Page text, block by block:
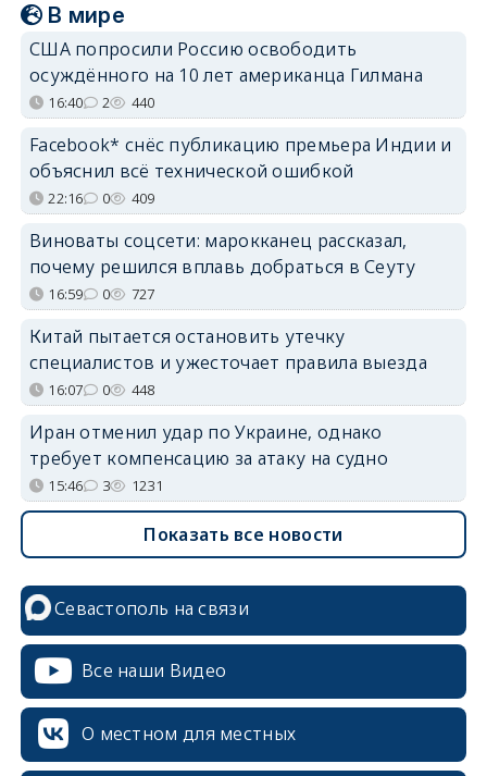
В мире
США попросили Россию освободить
осуждённого на 10 лет американца Гилмана
16:40 2 440
Facebook* снёс публикацию премьера Индии и
объяснил всё технической ошибкой
22:16 0 409
Виноваты соцсети: марокканец рассказал,
почему решился вплавь добраться в Сеуту
16:59 0 727
Китай пытается остановить утечку
специалистов и ужесточает правила выезда
16:07 0 448
Иран отменил удар по Украине, однако
требует компенсацию за атаку на судно
15:46 3 1231
Показать все новости
Севастополь на связи
Все наши Видео
О местном для местных